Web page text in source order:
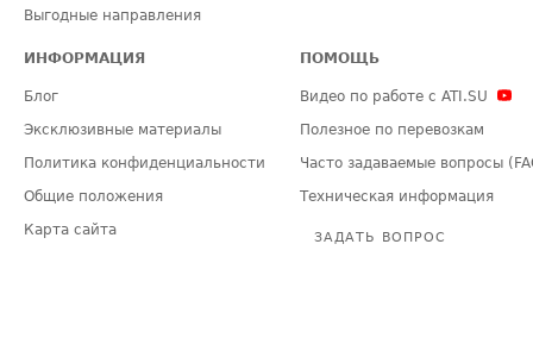
Выгодные направления
ИНФОРМАЦИЯ
Блог
Эксклюзивные материалы
Политика конфиденциальности
Общие положения
Карта сайта
ПОМОЩЬ
Видео по работе с ATI.SU
Полезное по перевозкам
Часто задаваемые вопросы
Техническая информация
ЗАДАТЬ ВОПРОС